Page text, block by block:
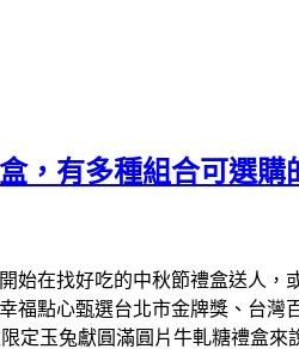
，有多種組合可選
始在找好吃的中秋節禮盒送人
福點心甄選台北市金牌獎、台
定玉兔獻圓滿圓片牛軋糖禮盒來